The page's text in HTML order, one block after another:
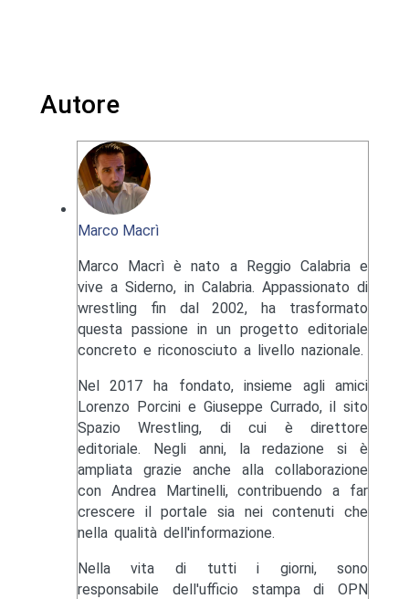
Autore
Marco Macrì
Marco Macrì è nato a Reggio Calabria e
vive a Siderno, in Calabria. Appassionato di
wrestling fin dal 2002, ha trasformato
questa passione in un progetto editoriale
concreto e riconosciuto a livello nazionale.
Nel 2017 ha fondato, insieme agli amici
Lorenzo Porcini e Giuseppe Currado, il sito
Spazio Wrestling, di cui è direttore
editoriale. Negli anni, la redazione si è
ampliata grazie anche alla collaborazione
con Andrea Martinelli, contribuendo a far
crescere il portale sia nei contenuti che
nella qualità dell'informazione.
Nella vita di tutti i giorni, sono
responsabile dell'ufficio stampa di OPN